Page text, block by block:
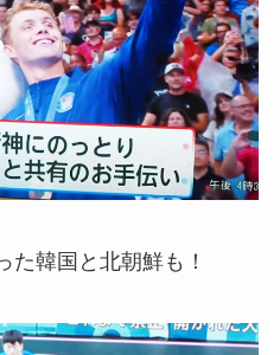
た韓国と北朝鮮も！